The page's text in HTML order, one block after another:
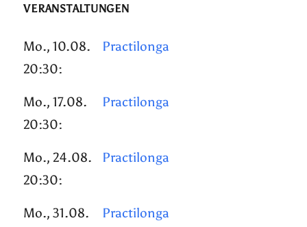
VERANSTALTUNGEN
Mo., 10.08.
20:30:
Practilonga
Mo., 17.08.
20:30:
Practilonga
Mo., 24.08.
20:30:
Practilonga
Mo., 31.08.
Practilonga